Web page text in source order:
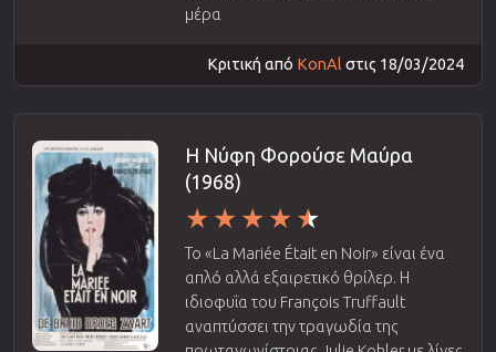
μέρα
Κριτική από KonAl στις 18/03/2024
Η Νύφη Φορούσε Μαύρα
(1968)
Το «La Mariée Était en Noir» είναι ένα
απλό αλλά εξαιρετικό θρίλερ. Η
ιδιοφυΐα του François Truffault
αναπτύσσει την τραγωδία της